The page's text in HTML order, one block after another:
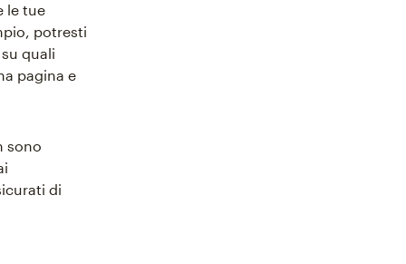
le tue
potresti
quali
pagina e
sono
di